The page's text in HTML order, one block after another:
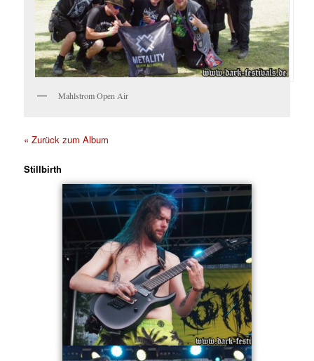
Mahlstrom Open Air
« Zurück zum Album
Stillbirth